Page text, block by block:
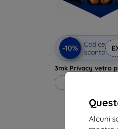
Alcuni
-10%
Codice
sconto
3mk Privacy vetro
21,90 €
19,72 €
In magazzino 3